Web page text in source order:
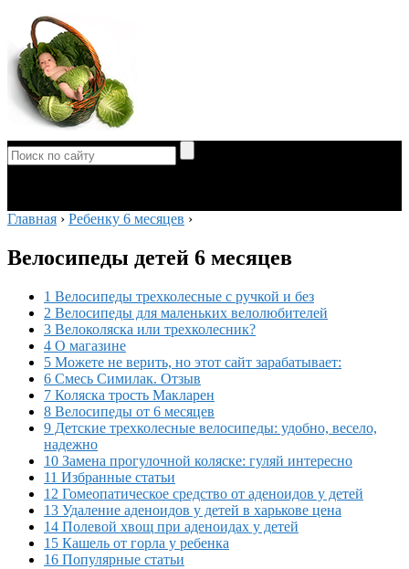
Главная › Ребенку 6 месяцев ›
Велосипеды детей 6 месяцев
1 Велосипеды трехколесные с ручкой и без
2 Велосипеды для маленьких велолюбителей
3 Велоколяска или трехколесник?
4 О магазине
5 Можете не верить, но этот сайт зарабатывает:
6 Смесь Симилак. Отзыв
7 Коляска трость Макларен
8 Велосипеды от 6 месяцев
9 Детские трехколесные велосипеды: удобно, весело,
надежно
10 Замена прогулочной коляске: гуляй интересно
11 Избранные статьи
12 Гомеопатическое средство от аденоидов у детей
13 Удаление аденоидов у детей в харькове цена
14 Полевой хвощ при аденоидах у детей
15 Кашель от горла у ребенка
16 Популярные статьи